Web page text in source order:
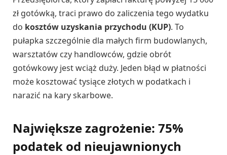
zł gotówką, traci prawo do zaliczenia tego wydatku
do kosztów uzyskania przychodu (KUP). To
pułapka szczególnie dla małych firm budowlanych,
warsztatów czy handlowców, gdzie obrót
gotówkowy jest wciąż duży. Jeden błąd w płatności
może kosztować tysiące złotych w podatkach i
narazić na kary skarbowe.
Największe zagrożenie: 75%
podatek od nieujawnionych